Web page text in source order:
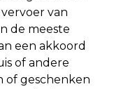
van
de meeste
een akkoord
of andere
of geschenken